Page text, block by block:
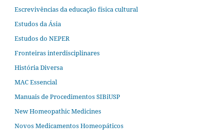
Escrevivências da educação física cultural
Estudos da Ásia​
Estudos do NEPER
Fronteiras interdisciplinares
História Diversa
MAC Essencial
Manuais de Procedimentos SIBiUSP
New Homeopathic Medicines
Novos Medicamentos Homeopáticos